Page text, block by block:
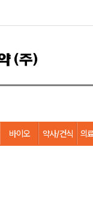
바이오 약사/건식 의